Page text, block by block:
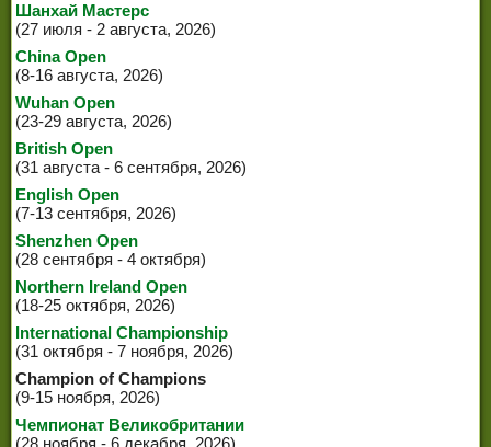
Шанхай Мастерс
(27 июля - 2 августа, 2026)
China Open
(8-16 августа, 2026)
Wuhan Open
(23-29 августа, 2026)
British Open
(31 августа - 6 сентября, 2026)
English Open
(7-13 сентября, 2026)
Shenzhen Open
(28 сентября - 4 октября)
Northern Ireland Open
(18-25 октября, 2026)
International Championship
(31 октября - 7 ноября, 2026)
Champion of Champions
(9-15 ноября, 2026)
Чемпионат Великобритании
(28 ноября - 6 декабря, 2026)